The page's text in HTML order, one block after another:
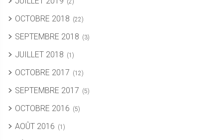
(2)
OCTOBRE 2018 (22)
SEPTEMBRE 2018 (3)
JUILLET 2018 (1)
OCTOBRE 2017 (12)
SEPTEMBRE 2017 (5)
OCTOBRE 2016 (5)
AOÛT 2016 (1)